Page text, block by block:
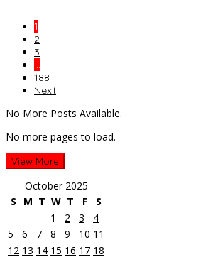
1
2
3
…
188
Next
No More Posts Available.
No more pages to load.
View More
October 2025
S
M T W T F
S
1
2 3
4
5
6 7 8 9 10 11
12 13 14 15 16 17 18